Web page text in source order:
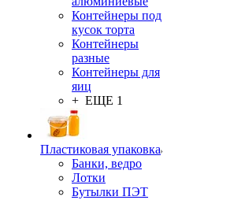
Контейнеры под
кусок торта
Контейнеры
разные
Контейнеры для
яиц
+ ЕЩЕ 1
Пластиковая упаковка
Банки, ведро
Лотки
Бутылки ПЭТ